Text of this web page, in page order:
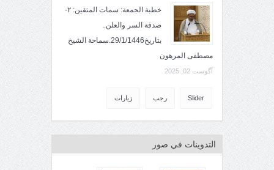
خطبة الجمعة: سمات المتقين: ٢-
صدقة السر والعلن..
بتاريخ29/1/1446.سماحة الشيخ
مصطفى المرهون
آگوست 02, 2025
Slider رجب زيارات
التدوينات في صور